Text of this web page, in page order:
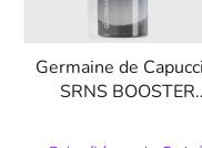
Germaine de
SRNS BOOSTER
opravné sérum pro